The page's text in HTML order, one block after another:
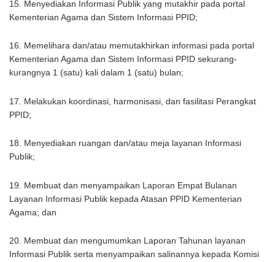
15. Menyediakan Informasi Publik yang mutakhir pada portal
Kementerian Agama dan Sistem Informasi PPID;
16. Memelihara dan/atau memutakhirkan informasi pada portal
Kementerian Agama dan Sistem Informasi PPID sekurang-
kurangnya 1 (satu) kali dalam 1 (satu) bulan;
17. Melakukan koordinasi, harmonisasi, dan fasilitasi Perangkat
PPID;
18. Menyediakan ruangan dan/atau meja layanan Informasi
Publik;
19. Membuat dan menyampaikan Laporan Empat Bulanan
Layanan Informasi Publik kepada Atasan PPID Kementerian
Agama; dan
20. Membuat dan mengumumkan Laporan Tahunan layanan
Informasi Publik serta menyampaikan salinannya kepada Komisi